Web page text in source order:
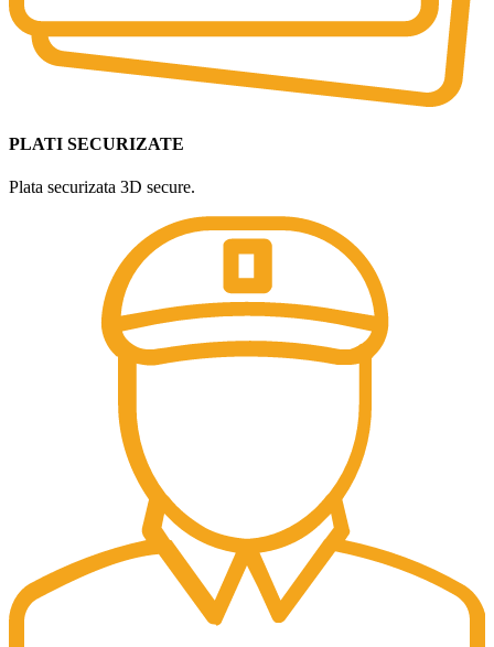
PLATI SECURIZATE
Plata securizata 3D secure.